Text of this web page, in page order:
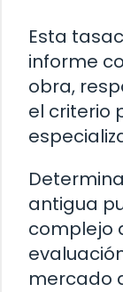
Esta
informe
obra,
el criterio
antigua
complejo
mercado